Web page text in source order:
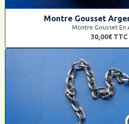
Montre Gousset
Montre Gousset En
30,00€ TTC